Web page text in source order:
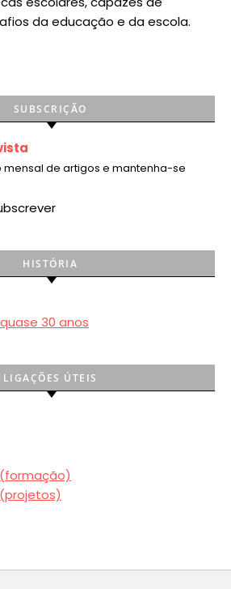
da educação e da escola.
SUBSCRIÇÃO
de artigos e mantenha-se
HISTÓRIA
30 anos
LIGAÇÕES ÚTEIS
(formação)